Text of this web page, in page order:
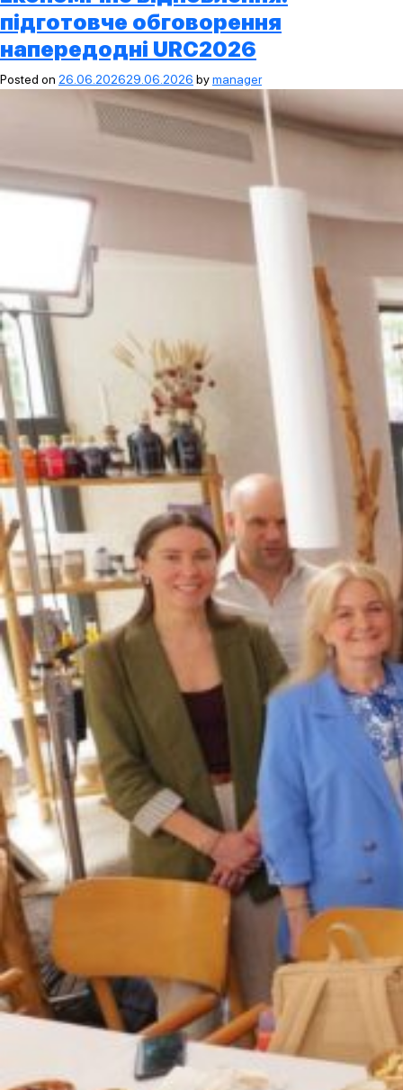
підготовче обговорення
напередодні URC2026
Posted on 26.06.202629.06.2026 bymanager